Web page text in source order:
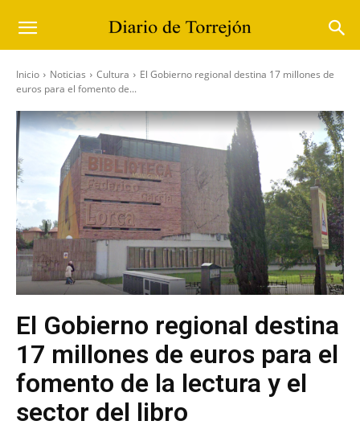
Inicio Noticias Cultura
El Gobierno regional destina 17 millones de
euros para el fomento de...
El Gobierno regional destina
17 millones de euros para el
fomento de la lectura y el
sector del libro